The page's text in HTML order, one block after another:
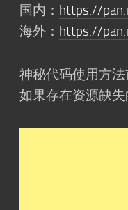
国内： https://
海外： https://
神秘代码使用方
如果存在资源缺失